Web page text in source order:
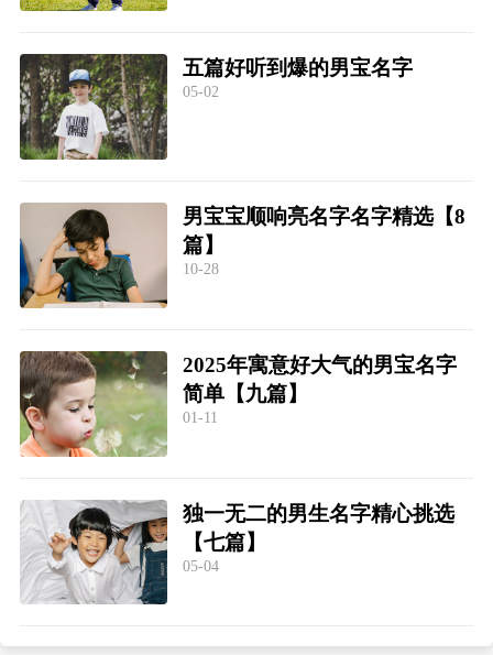
五篇好听到爆的男宝名字
05-02
男宝宝顺响亮名字名字精选【8
篇】
10-28
2025年寓意好大气的男宝名字
简单【九篇】
01-11
独一无二的男生名字精心挑选
【七篇】
05-04